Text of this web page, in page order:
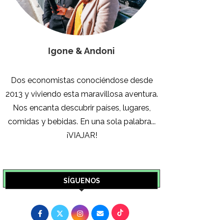
Igone & Andoni
Dos economistas conociéndose desde
2013 y viviendo esta maravillosa aventura.
Nos encanta descubrir países, lugares,
comidas y bebidas. En una sola palabra...
¡VIAJAR!
SÍGUENOS